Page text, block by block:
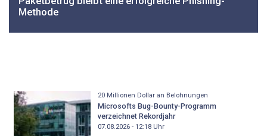
Methode
20 Millionen Dollar an Belohnungen
Microsofts Bug-Bounty-Programm
verzeichnet Rekordjahr
07.08.2026 - 12:18Uhr